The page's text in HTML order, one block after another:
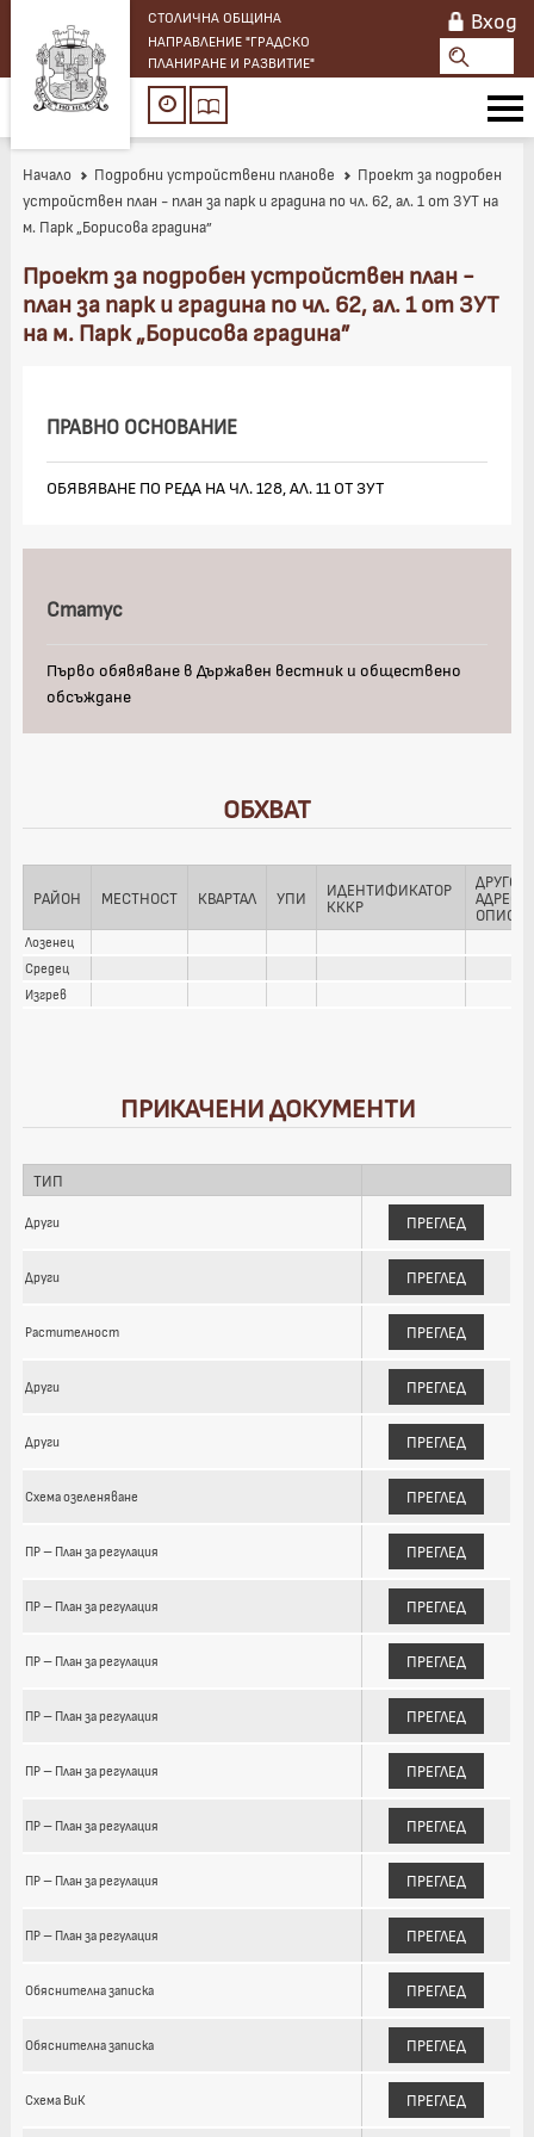
СТОЛИЧНА ОБЩИНА
НАПРАВЛЕНИЕ "ГРАДСКО
ПЛАНИРАНЕ И РАЗВИТИЕ"
Вход
Начало Подробни устройствени планове
Проект за подробен
устройствен план - план за парк и градина по чл. 62, ал. 1 от ЗУТ на
м. Парк „Борисова градина”
Проект за подробен устройствен план -
план за парк и градина по чл. 62, ал. 1 от ЗУТ
на м. Парк „Борисова градина”
ПРАВНО ОСНОВАНИЕ
ОБЯВЯВАНЕ ПО РЕДА НА ЧЛ. 128, АЛ. 11 ОТ ЗУТ
Статус
Първо обявяване в Държавен вестник и обществено
обсъждане
ОБХВАТ
РАЙОН МЕСТНОСТ КВАРТАЛ УПИ
ИДЕНТИФИКАТОР
КККР
ДРУГО
Лозенец
Средец
Изгрев
ПРИКАЧЕНИ ДОКУМЕНТИ
ТИП
Други ПРЕГЛЕД
Други ПРЕГЛЕД
Растителност ПРЕГЛЕД
Други ПРЕГЛЕД
Други ПРЕГЛЕД
Схема озеленяване ПРЕГЛЕД
ПР – План за регулация ПРЕГЛЕД
ПР – План за регулация ПРЕГЛЕД
ПР – План за регулация ПРЕГЛЕД
ПР – План за регулация ПРЕГЛЕД
ПР – План за регулация ПРЕГЛЕД
ПР – План за регулация ПРЕГЛЕД
ПР – План за регулация ПРЕГЛЕД
ПР – План за регулация ПРЕГЛЕД
Обяснителна записка ПРЕГЛЕД
Обяснителна записка ПРЕГЛЕД
Схема ВиК ПРЕГЛЕД